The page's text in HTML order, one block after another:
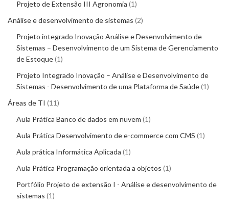
Projeto de Extensão III Agronomia 1
Análise e desenvolvimento de sistemas 2
Projeto integrado Inovação Análise e Desenvolvimento de
Sistemas – Desenvolvimento de um Sistema de Gerenciamento
de Estoque 1
Projeto Integrado Inovação – Análise e Desenvolvimento de
Sistemas - Desenvolvimento de uma Plataforma de Saúde 1
Áreas de TI 11
Aula Prática Banco de dados em nuvem 1
Aula Prática Desenvolvimento de e-commerce com CMS 1
Aula prática Informática Aplicada 1
Aula Prática Programação orientada a objetos 1
Portfólio Projeto de extensão I - Análise e desenvolvimento de
sistemas 1